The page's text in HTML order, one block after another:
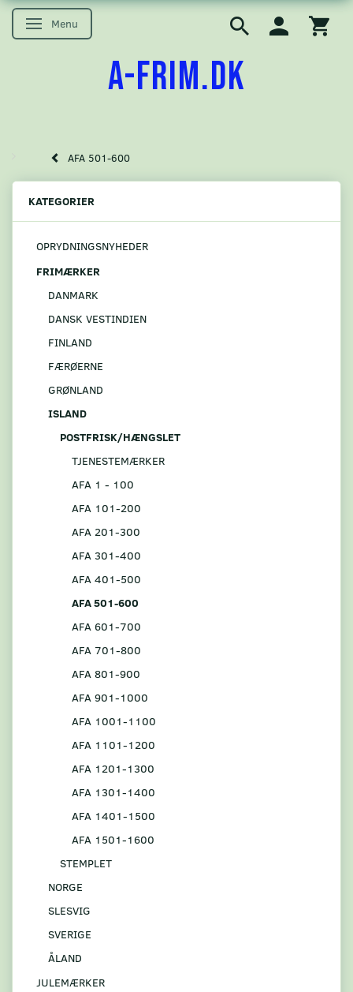
Skifte navigation
Menu
A-FRIM.DK
AFA 501-600
KATEGORIER
OPRYDNINGSNYHEDER
FRIMÆRKER
DANMARK
DANSK VESTINDIEN
FINLAND
FÆRØERNE
GRØNLAND
ISLAND
POSTFRISK/HÆNGSLET
TJENESTEMÆRKER
AFA 1 - 100
AFA 101-200
AFA 201-300
AFA 301-400
AFA 401-500
AFA 501-600
AFA 601-700
AFA 701-800
AFA 801-900
AFA 901-1000
AFA 1001-1100
AFA 1101-1200
AFA 1201-1300
AFA 1301-1400
AFA 1401-1500
AFA 1501-1600
STEMPLET
NORGE
SLESVIG
SVERIGE
ÅLAND
JULEMÆRKER